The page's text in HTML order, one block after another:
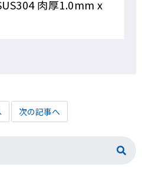
肉厚1.0mm x
次の記事へ